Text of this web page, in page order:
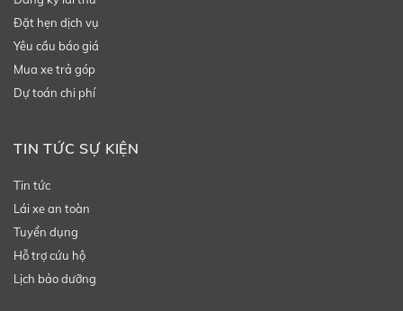
Đặt hẹn dịch vụ
Yêu cầu báo giá
Mua xe trả góp
Dự toán chi phí
TIN TỨC SỰ KIỆN
Tin tức
Lái xe an toàn
Tuyển dụng
Hỗ trợ cứu hộ
Lịch bảo dưỡng